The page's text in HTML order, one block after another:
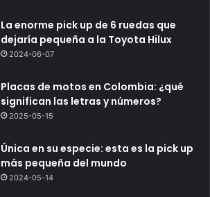
La enorme pick up de 6 ruedas que
dejaría pequeña a la Toyota Hilux
2024-06-07
Placas de motos en Colombia: ¿qué
significan las letras y números?
2025-05-15
Única en su especie: esta es la pick up
más pequeña del mundo
2024-05-14